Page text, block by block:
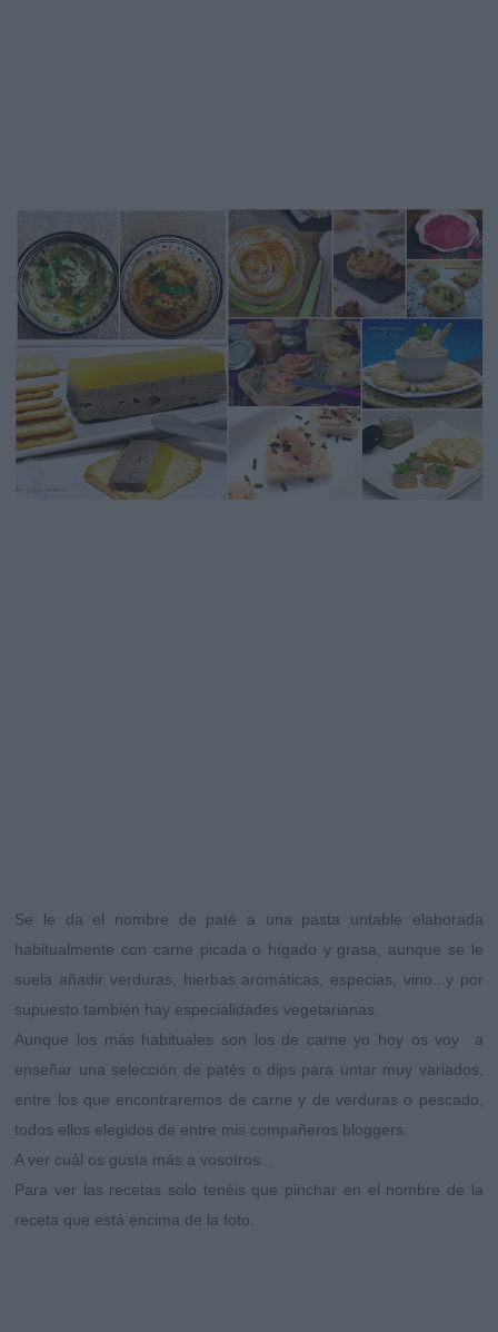
Se le da el nombre de paté a una pasta untable elaborada
habitualmente con carne picada o hígado y grasa, aunque se le
suela añadir verduras, hierbas aromáticas, especias, vino...y por
supuesto también hay especialidades vegetarianas.
Aunque los más habituales son los de carne yo hoy os voy a
enseñar una selección de patés o dips para untar muy variados,
entre los que encontraremos de carne y de verduras o pescado,
todos ellos elegidos de entre mis compañeros bloggers.
A ver cuál os gusta más a vosotros...
Para ver las recetas solo tenéis que pinchar en el nombre de la
receta que está encima de la foto.